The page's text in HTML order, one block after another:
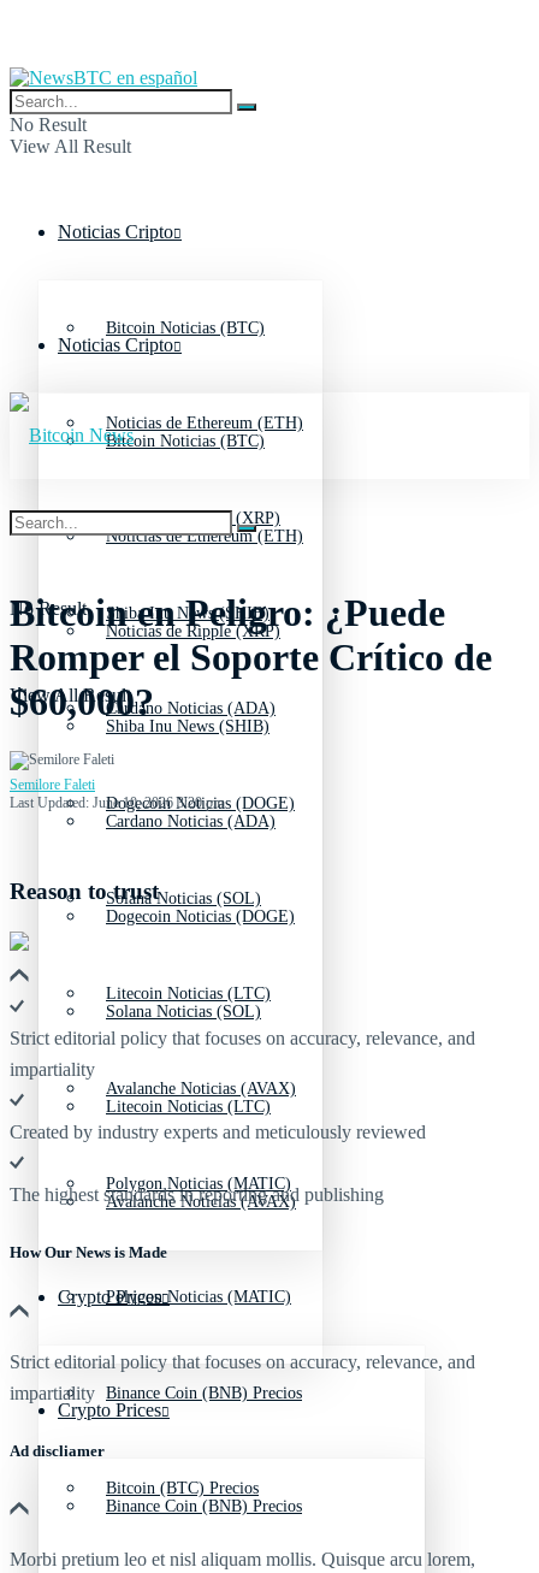
No Result
View All Result
Noticias Cripto
Bitcoin Noticias (BTC)
Noticias de Ethereum (ETH)
Noticias de Ripple (XRP)
Shiba Inu News (SHIB)
Cardano Noticias (ADA)
Dogecoin Noticias (DOGE)
Solana Noticias (SOL)
Litecoin Noticias (LTC)
Avalanche Noticias (AVAX)
Polygon Noticias (MATIC)
Crypto Prices
Binance Coin (BNB) Precios
Bitcoin (BTC) Precios
Noticias Cripto
Bitcoin Noticias (BTC)
Noticias de Ethereum (ETH)
Noticias de Ripple (XRP)
Shiba Inu News (SHIB)
Cardano Noticias (ADA)
Dogecoin Noticias (DOGE)
Solana Noticias (SOL)
Litecoin Noticias (LTC)
Avalanche Noticias (AVAX)
Polygon Noticias (MATIC)
Crypto Prices
Binance Coin (BNB) Precios
No Result
View All Result
Bitcoin en Peligro: ¿Puede
Romper el Soporte Crítico de
$60,000?
Semilore Faleti
Last Updated: June 10, 2026 3:20 pm
Reason to trust
Strict editorial policy that focuses on accuracy, relevance, and
impartiality
Created by industry experts and meticulously reviewed
The highest standards in reporting and publishing
How Our News is Made
Strict editorial policy that focuses on accuracy, relevance, and
impartiality
Ad discliamer
Morbi pretium leo et nisl aliquam mollis. Quisque arcu lorem,